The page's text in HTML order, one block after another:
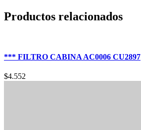
Productos relacionados
*** FILTRO CABINA AC0006 CU2897
$4.552